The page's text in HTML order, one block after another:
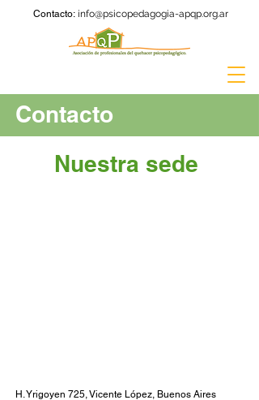
Contacto: info@psicopedagogia-apqp.org.ar
Contacto
H. Yrigoyen 725, Vicente López, Buenos Aires
Nuestra sede